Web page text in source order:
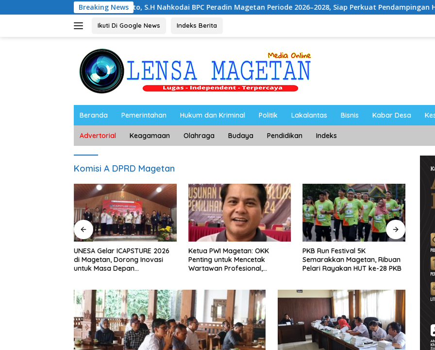
ke
Breaking News
Noorbiyanto, S.H Nahkodai BPC Peradin Magetan Periode 2026–2028, Siap Perkuat Pendampingan Hukum
Ikuti Di Google News Indeks Berita
Beranda Pemerintahan Hukum dan Kriminal Politik Lakalantas Bisnis Kabar Desa
Advertorial Keagamaan Olahraga Budaya Pendidikan Indeks
Komisi A DPRD Magetan
UNESA Gelar ICAPSTURE 2026
di Magetan, Dorong Inovasi
untuk Masa Depan
Ketua PWI Magetan: OKK
Penting untuk Mencetak
Wartawan Profesional,
PKB Run Festival 5K
Semarakkan Magetan, Ribuan
Pelari Rayakan HUT ke-28 PKB